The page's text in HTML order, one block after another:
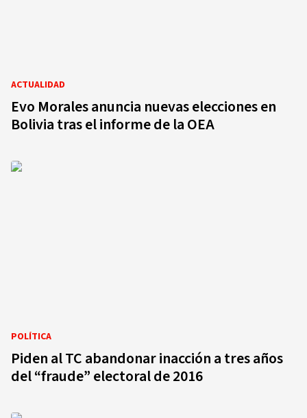
ACTUALIDAD
Evo Morales anuncia nuevas elecciones en
Bolivia tras el informe de la OEA
POLÍTICA
Piden al TC abandonar inacción a tres años
del “fraude” electoral de 2016